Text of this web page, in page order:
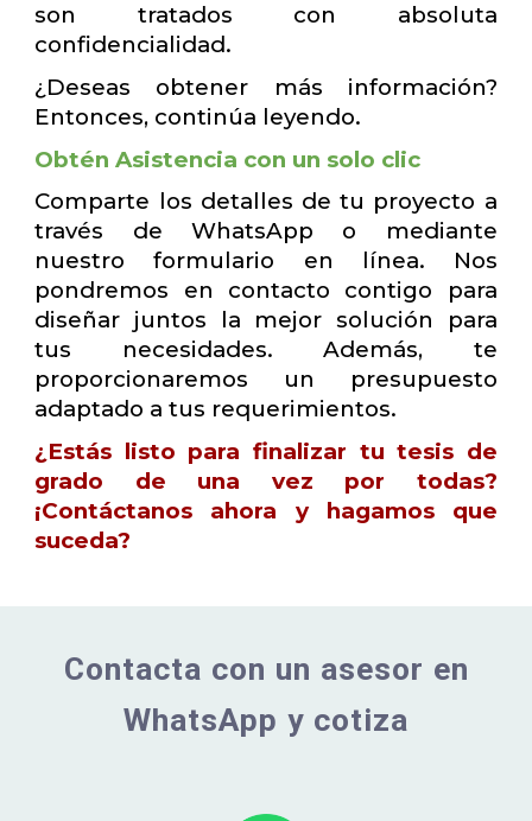
son tratados con absoluta
confidencialidad.
¿Deseas obtener más información?
Entonces, continúa leyendo.
Obtén Asistencia con un solo clic
Comparte los detalles de tu proyecto a
través de WhatsApp o mediante
nuestro formulario en línea. Nos
pondremos en contacto contigo para
diseñar juntos la mejor solución para
tus necesidades. Además, te
proporcionaremos un presupuesto
adaptado a tus requerimientos.
¿Estás listo para finalizar tu tesis de
grado de una vez por todas?
¡Contáctanos ahora y hagamos que
suceda?
Contacta con un asesor en
WhatsApp y cotiza